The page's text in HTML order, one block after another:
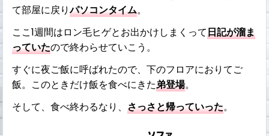
て部屋に戻りパソコンタイム。
ここ1週間はロン毛ヒゲとお出かけしまくって日記が溜ま
っていたので終わらせていこう。
すぐに夜ご飯に呼ばれたので、下のフロアにおりてご
飯。このときだけ飯を食べにきた弟登場。
そして、食べ終わるなり、さっさと帰っていった。